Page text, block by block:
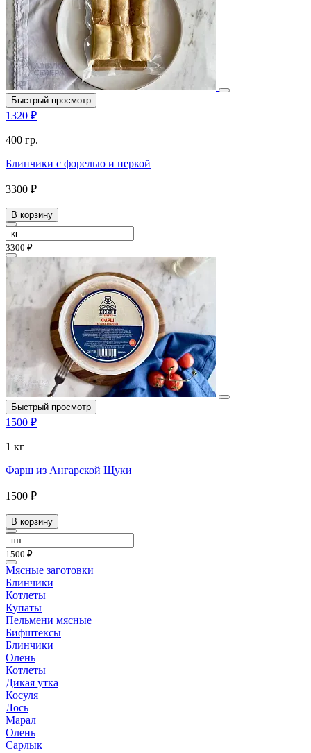
Быстрый просмотр
1320 ₽
400 гр.
Блинчики с форелью и неркой
3300 ₽
В корзину
3300 ₽
Быстрый просмотр
1500 ₽
1 кг
Фарш из Ангарской Щуки
1500 ₽
В корзину
1500 ₽
Мясные заготовки
Блинчики
Котлеты
Купаты
Пельмени мясные
Бифштексы
Блинчики
Олень
Котлеты
Дикая утка
Косуля
Лось
Марал
Олень
Сарлык